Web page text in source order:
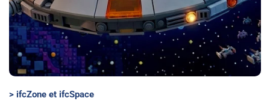
> ifcZone et ifcSpace